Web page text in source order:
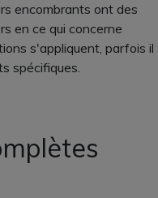
encombrants ont des
en ce qui concerne
s'appliquent, parfois il
spécifiques.